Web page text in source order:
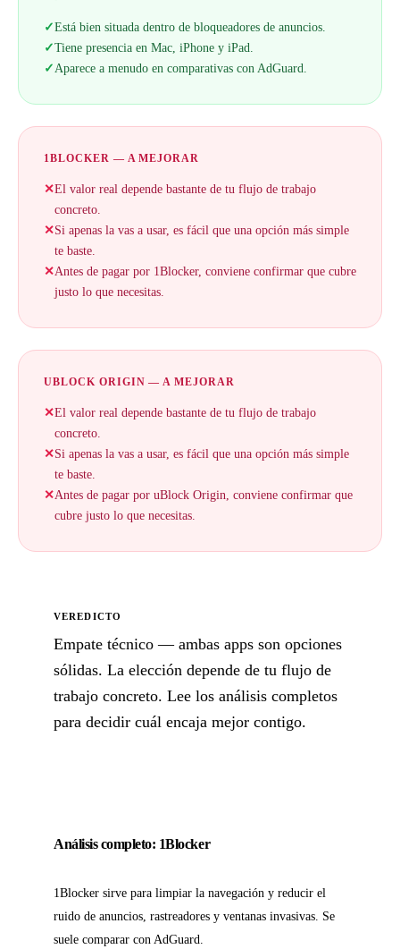
✓Está bien situada dentro de bloqueadores de anuncios.
✓Tiene presencia en Mac, iPhone y iPad.
✓Aparece a menudo en comparativas con AdGuard.
1BLOCKER — A MEJORAR
✕El valor real depende bastante de tu flujo de trabajo
concreto.
✕Si apenas la vas a usar, es fácil que una opción más simple
te baste.
✕Antes de pagar por 1Blocker, conviene confirmar que cubre
justo lo que necesitas.
UBLOCK ORIGIN — A MEJORAR
✕El valor real depende bastante de tu flujo de trabajo
concreto.
✕Si apenas la vas a usar, es fácil que una opción más simple
te baste.
✕Antes de pagar por uBlock Origin, conviene confirmar que
cubre justo lo que necesitas.
VEREDICTO
Empate técnico — ambas apps son opciones
sólidas. La elección depende de tu flujo de
trabajo concreto. Lee los análisis completos
para decidir cuál encaja mejor contigo.
Análisis completo: 1Blocker
1Blocker sirve para limpiar la navegación y reducir el
ruido de anuncios, rastreadores y ventanas invasivas. Se
suele comparar con AdGuard.